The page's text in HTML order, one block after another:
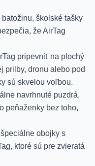
batožinu, školské tašky
že AirTag
pripevniť na plochý
prilby, dronu alebo pod
sú skvelou voľbou.
navrhnuté puzdrá,
peňaženky bez toho,
obojky s
ktoré sú pre zvieratá